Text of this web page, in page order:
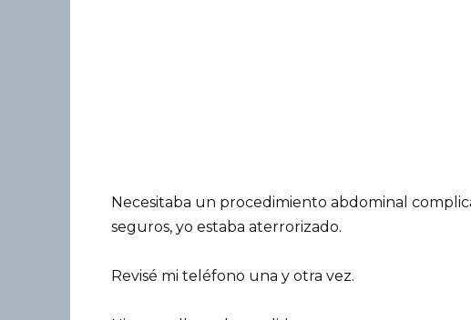
Necesitaba un procedimiento abdominal
seguros, yo estaba aterrorizado.
Revisé mi teléfono una y otra vez.